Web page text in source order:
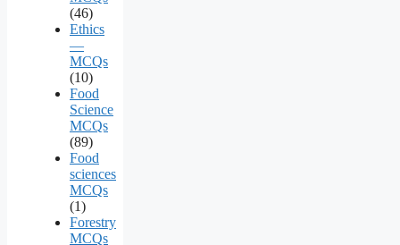
(46)
Ethics
—
MCQs
(10)
Food
Science
MCQs
(89)
Food
sciences
MCQs
(1)
Forestry
MCQs